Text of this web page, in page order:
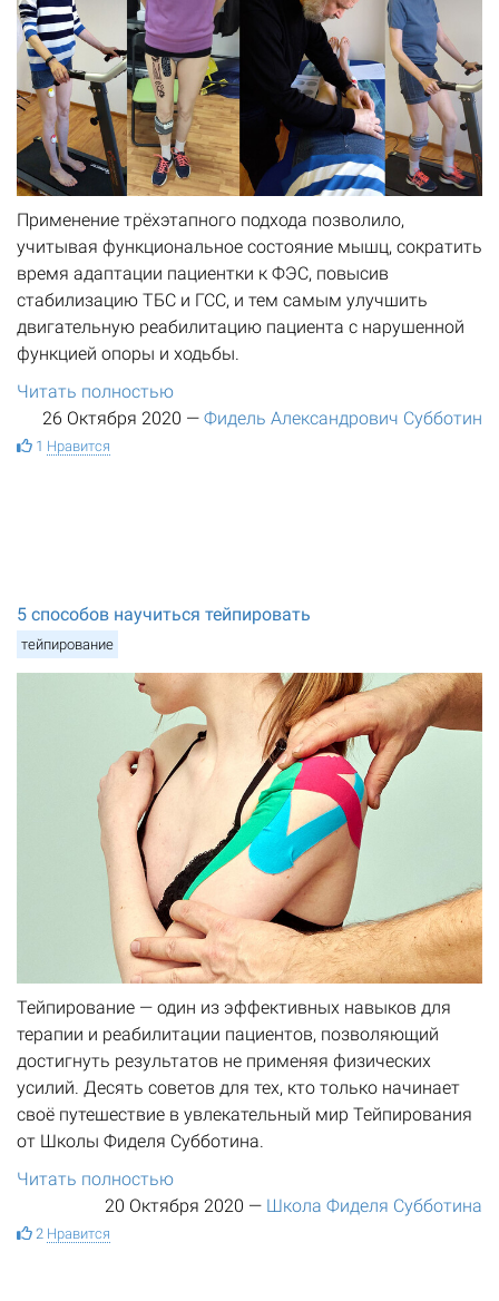
Применение трёхэтапного подхода позволило,
учитывая функциональное состояние мышц, сократить
время адаптации пациентки к ФЭС, повысив
стабилизацию ТБС и ГСС, и тем самым улучшить
двигательную реабилитацию пациента с нарушенной
функцией опоры и ходьбы.
Читать полностью
26 Октября 2020 — Фидель Александрович Субботин
1 Нравится
5 способов научиться тейпировать
тейпирование
Тейпирование — один из эффективных навыков для
терапии и реабилитации пациентов, позволяющий
достигнуть результатов не применяя физических
усилий. Десять советов для тех, кто только начинает
своё путешествие в увлекательный мир Тейпирования
от Школы Фиделя Субботина.
Читать полностью
20 Октября 2020 — Школа Фиделя Субботина
2 Нравится